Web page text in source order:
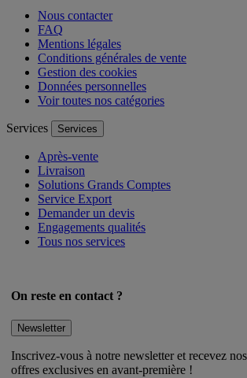
Nous contacter
FAQ
Mentions légales
Conditions générales de vente
Gestion des cookies
Données personnelles
Voir toutes nos catégories
Services Services
Après-vente
Livraison
Solutions Grands Comptes
Service Export
Demander un devis
Engagements qualités
Tous nos services
On reste en contact ?
Newsletter
Inscrivez-vous à notre newsletter et recevez
offres exclusives en avant-première !